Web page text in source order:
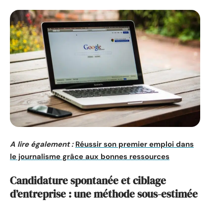
A lire également : Réussir son premier emploi dans
le journalisme grâce aux bonnes ressources
Candidature spontanée et ciblage
d’entreprise : une méthode sous-estimée